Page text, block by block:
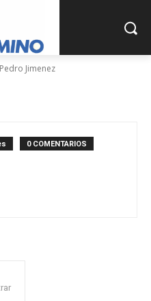
Jimenez
0 COMENTARIOS